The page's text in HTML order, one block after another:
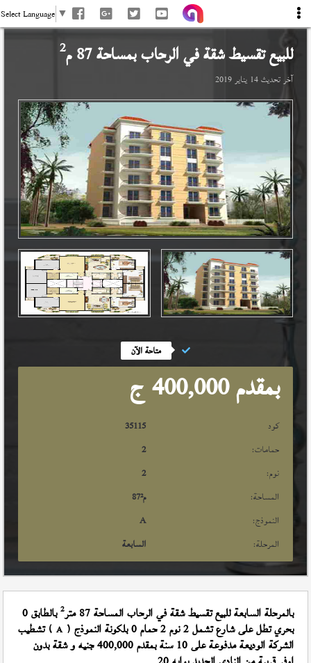
Select Language ▼
للبيع تقسيط شقة فيالرحاببمساحة 87 م 2
آخر تحديث14 يناير 2019
متاحة الآن
بمقدم 400,000 ج
كود
35115
حمامات:
2
نوم:
2
المساحة:
87م²
النموذج:
A
المرحلة:
السابعة
بالمرحلة السابعة للبيع تقسيط شقة في الرحاب المساحة 87 متر 2 بالطابق 0
بحري تطل على شارع تشمل 2 نوم 2 حمام 0 بلكونة النموذج ( A ) تشطيب
الشركة الوديعة مدفوعة على 10 سنة بمقدم 400,000 جنيه و شقة بدون